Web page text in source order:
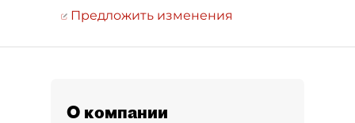
Предложить изменения
О компании